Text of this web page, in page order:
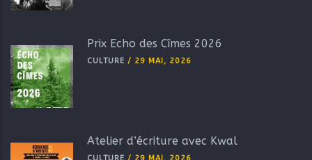
Prix Echo des Cîmes 2026
CULTURE / 29 MAI, 2026
Atelier d’écriture avec Kwal